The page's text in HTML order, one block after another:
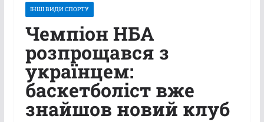
ІНШІ ВИДИ СПОРТУ
Чемпіон НБА
розпрощався з
українцем:
баскетболіст вже
знайшов новий клуб